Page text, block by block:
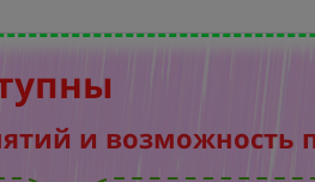
и возможность